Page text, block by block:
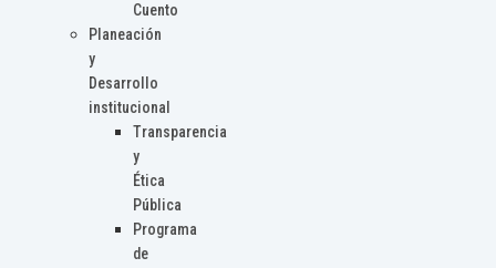
Cuento
Planeación
y
Desarrollo
institucional
Transparencia
y
Ética
Pública
Programa
de